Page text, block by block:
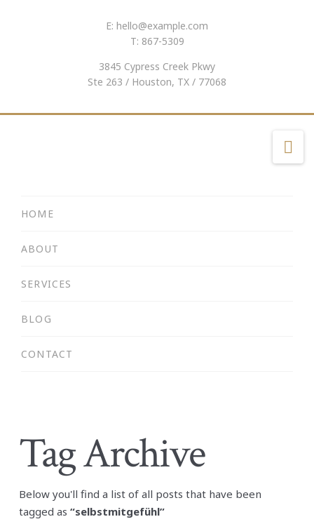
E: hello@example.com
T: 867-5309
3845 Cypress Creek Pkwy
Ste 263 / Houston, TX / 77068
HOME
ABOUT
SERVICES
BLOG
CONTACT
Tag Archive
Below you'll find a list of all posts that have been
tagged as “selbstmitgefühl”